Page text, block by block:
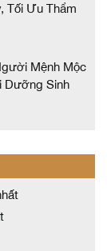
Tối Ưu Thẩm
Mệnh Mộc
Dưỡng Sinh